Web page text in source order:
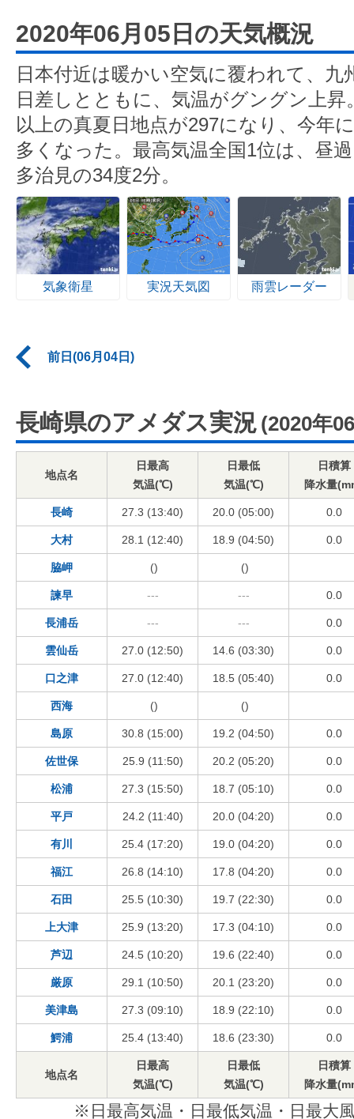
2020年06月05日の天気概況
日本付近は暖かい空気に覆われて、
日差しとともに、気温がグングン上昇
以上の真夏日地点が297になり、今年
多くなった。最高気温全国1位は、昼
多治見の34度2分。
気象衛星 実況天気図 雨雲レーダー
前日(06月04日)
長崎県のアメダス実況 (2020年
地点名
日最高
気温(℃)
日最低
気温(℃)
日積算
降水量
長崎 27.3 (13:40) 20.0 (05:00) 0.0
大村 28.1 (12:40) 18.9 (04:50) 0.0
脇岬 () ()
諫早 --- --- 0.0
長浦岳 --- --- 0.0
雲仙岳 27.0 (12:50) 14.6 (03:30) 0.0
口之津 27.0 (12:40) 18.5 (05:40) 0.0
西海 () ()
島原 30.8 (15:00) 19.2 (04:50) 0.0
佐世保 25.9 (11:50) 20.2 (05:20) 0.0
松浦 27.3 (15:50) 18.7 (05:10) 0.0
平戸 24.2 (11:40) 20.0 (04:20) 0.0
有川 25.4 (17:20) 19.0 (04:20) 0.0
福江 26.8 (14:10) 17.8 (04:20) 0.0
石田 25.5 (10:30) 19.7 (22:30) 0.0
上大津 25.9 (13:20) 17.3 (04:10) 0.0
芦辺 24.5 (10:20) 19.6 (22:40) 0.0
厳原 29.1 (10:50) 20.1 (23:20) 0.0
美津島 27.3 (09:10) 18.9 (22:10) 0.0
鰐浦 25.4 (13:40) 18.6 (23:30) 0.0
地点名
日最高
気温(℃)
日最低
気温(℃)
日積算
降水量
※日最高気温・日最低気温・日最大